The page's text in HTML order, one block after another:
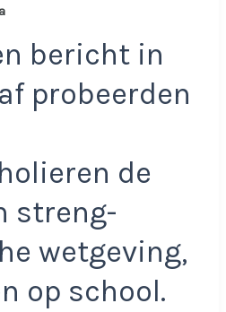
bericht in
probeerden
de
streng-
wetgeving,
op school.